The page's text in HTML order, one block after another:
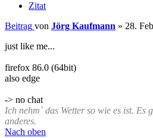
Zitat
Beitrag von Jörg Kaufmann » 28.
just like me...
firefox 86.0 (64bit)
also edge
-> no chat
Ich nehm` das Wetter so wie es ist. Es
anderes.
Nach oben